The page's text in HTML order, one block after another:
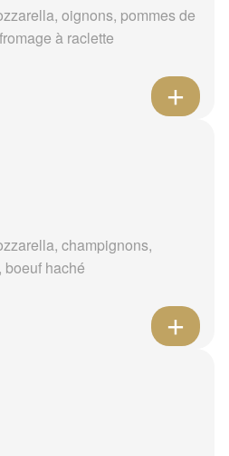
oignons, pommes de
à raclette
champignons,
boeuf haché